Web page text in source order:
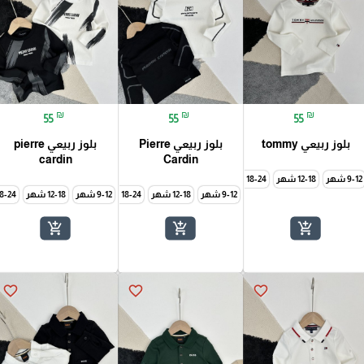
5-6 سنة 7-8 سنة 9-10 سنة
55 ₪
بلوز ربيعي tommy
9-12 شهر 12-18 شهر 18-24 شهر
add_shopping_cart
55 ₪
بلوز ربيعي Pierre
Cardin
9-12 شهر 12-18 شهر 18-24 شهر 2-3 سنة 3-4 سنة 5-6
add_shopping_cart
55 ₪
بلوز ربيعي pierre
cardin
9-12 شهر 12-18 شهر 18-24
add_shopping_cart
favorite_border
favorite_border
favorite_border